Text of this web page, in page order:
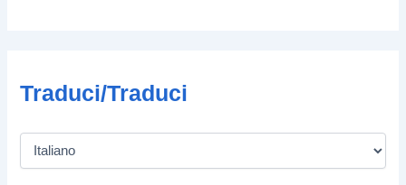
Traduci/Traduci